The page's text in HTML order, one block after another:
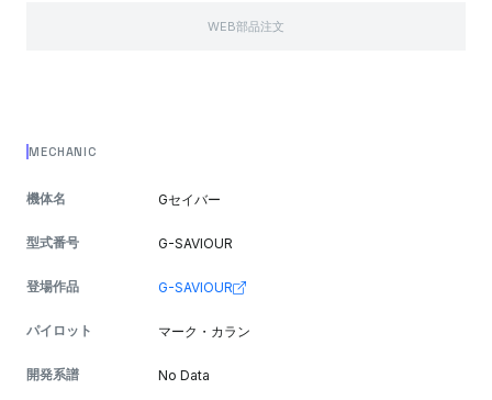
WEB部品注文
MECHANIC
機体名 Gセイバー
型式番号 G-SAVIOUR
登場作品 G-SAVIOUR
パイロット マーク・カラン
開発系譜 No Data